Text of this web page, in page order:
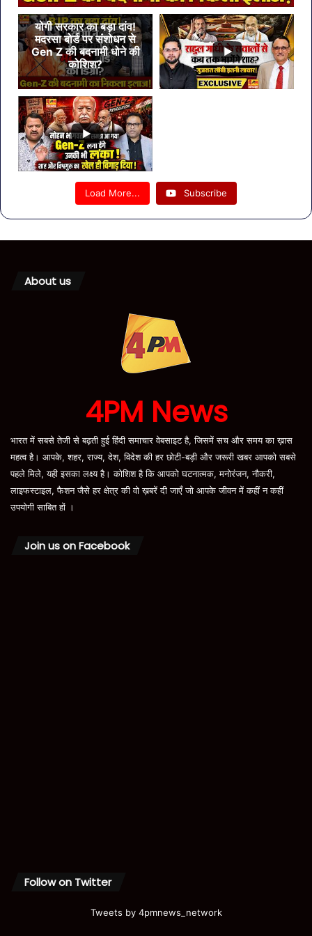
योगी सरकार का बड़ा दांव!
मदरसा बोर्ड पर संशोधन से
Gen Z की बदनामी धोने की
कोशिश?
Load More... Subscribe
About us
4PM News
भारत में सबसे तेजी से बढ़ती हुई हिंदी समाचार वेबसाइट है, जिसमें सच और समय का ख़ास
महत्व है। आपके, शहर, राज्य, देश, विदेश की हर छोटी-बड़ी और जरूरी खबर आपको सबसे
पहले मिले, यही इसका लक्ष्य है। कोशिश है कि आपको घटनात्मक, मनोरंजन, नौकरी,
लाइफस्टाइल, फैशन जैसे हर क्षेत्र की वो ख़बरें दी जाएँ जो आपके जीवन में कहीं न कहीं
उपयोगी साबित हों ।
Join us on Facebook
Follow on Twitter
Tweets by 4pmnews_network